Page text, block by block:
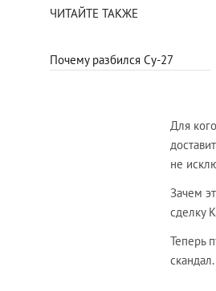
ЧИТАЙТЕ ТАКЖЕ
Почему разбился Су-27
Для
не
Зачем
сделку
Теперь